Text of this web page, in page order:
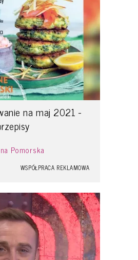
na maj 2021 -
Pomorska
WSPÓŁPRACA REKLAMOWA